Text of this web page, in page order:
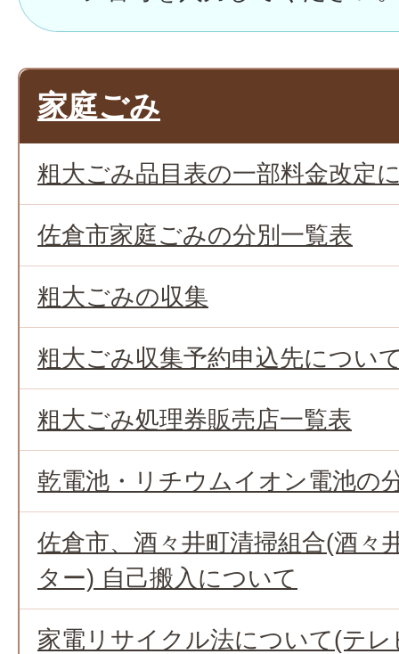
家庭ごみ
粗大ごみ品目表の一部料金改定
佐倉市家庭ごみの分別一覧表
粗大ごみの収集
粗大ごみ収集予約申込先につい
粗大ごみ処理券販売店一覧表
乾電池・リチウムイオン電池の
佐倉市、酒々井町清掃組合(酒々
ター) 自己搬入について
家電リサイクル法について(テ